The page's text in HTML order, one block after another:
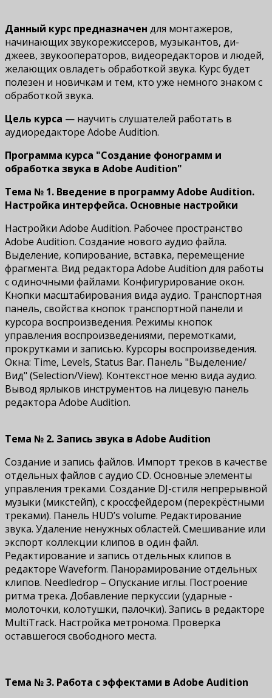
Данный курс предназначен для монтажеров,
начинающих звукорежиссеров, музыкантов, ди-
джеев, звукооператоров, видеоредакторов и людей,
желающих овладеть обработкой звука. Курс будет
полезен и новичкам и тем, кто уже немного знаком с
обработкой звука.
Цель курса — научить слушателей работать в
аудиоредакторе Adobe Audition.
Программа курса "Создание фонограмм и
обработка звука в Adobe Audition"
Тема № 1. Введение в программу Adobe Audition.
Настройка интерфейса. Основные настройки
Настройки Adobe Audition. Рабочее пространство
Adobe Audition. Создание нового аудио файла.
Выделение, копирование, вставка, перемещение
фрагмента. Вид редактора Adobe Audition для работы
с одиночными файлами. Конфигурирование окон.
Кнопки масштабирования вида аудио. Транспортная
панель, свойства кнопок транспортной панели и
курсора воспроизведения. Режимы кнопок
управления воспроизведениями, перемотками,
прокрутками и записью. Курсоры воспроизведения.
Окна: Time, Levels, Status Bar. Панель "Выделение/
Вид" (Selection/View). Контекстное меню вида аудио.
Вывод ярлыков инструментов на лицевую панель
редактора Adobe Audition.
Тема № 2. Запись звука в Adobe Audition
Создание и запись файлов. Импорт треков в качестве
отдельных файлов с аудио CD. Основные элементы
управления треками. Создание DJ-стиля непрерывной
музыки (микстейп), с кроссфейдером (перекрёстными
треками). Панель HUD’s volume. Редактирование
звука. Удаление ненужных областей. Смешивание или
экспорт коллекции клипов в один файл.
Редактирование и запись отдельных клипов в
редакторе Waveform. Панорамирование отдельных
клипов. Needledrop – Опускание иглы. Построение
ритма трека. Добавление перкуссии (ударные -
молоточки, колотушки, палочки). Запись в редакторе
MultiTrack. Настройка метронома. Проверка
оставшегося свободного места.
Тема № 3. Работа с эффектами в Adobe Audition